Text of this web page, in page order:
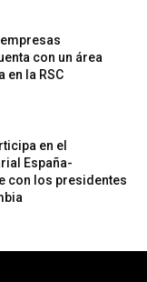
con un área
en la RSC
en el
España-
con los presidentes